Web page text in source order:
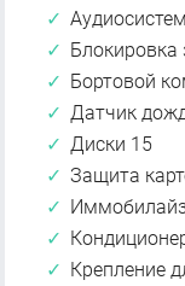
Блокировка
Бортовой
Датчик
Диски 15
Защита
Крепление